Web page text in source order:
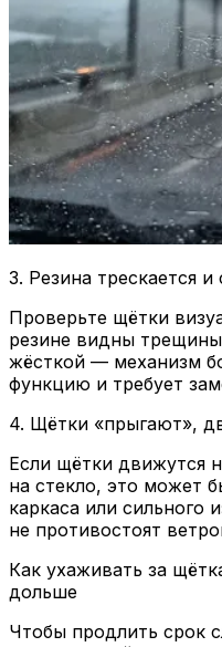
3. Резина трескается
Проверьте щётки
резине видны
жёсткой — механизм
функцию и требует
4. Щётки «прыгают»,
Если щётки движутся
на стекло, это может
каркаса или сильного
не противостоят
Как ухаживать за
дольше
Чтобы продлить срок